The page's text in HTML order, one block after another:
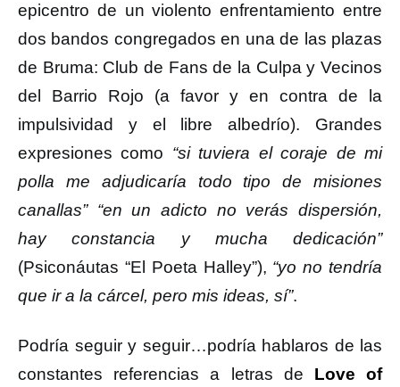
epicentro de un violento enfrentamiento entre
dos bandos congregados en una de las plazas
de Bruma: Club de Fans de la Culpa y Vecinos
del Barrio Rojo (a favor y en contra de la
impulsividad y el libre albedrío). Grandes
expresiones como “si tuviera el coraje de mi
polla me adjudicaría todo tipo de misiones
canallas” “en un adicto no verás dispersión,
hay constancia y mucha dedicación”
(Psiconáutas “El Poeta Halley”), “yo no tendría
que ir a la cárcel, pero mis ideas, sí”.
Podría seguir y seguir…podría hablaros de las
constantes referencias a letras de Love of